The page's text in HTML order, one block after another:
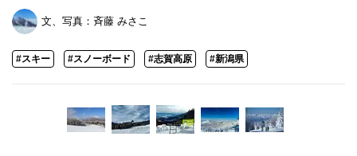
文、写真： 斉藤 みさこ
#スキー #スノーボード #志賀高原 #新潟県